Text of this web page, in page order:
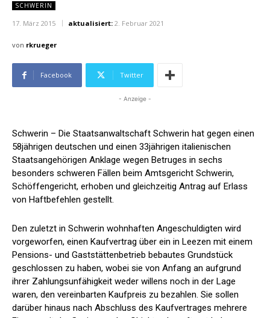
SCHWERIN
17. März 2015 aktualisiert: 2. Februar 2021
von rkrueger
Facebook Twitter
- Anzeige -
Schwerin – Die Staatsanwaltschaft Schwerin hat gegen einen
58jährigen deutschen und einen 33jährigen italienischen
Staatsangehörigen Anklage wegen Betruges in sechs
besonders schweren Fällen beim Amtsgericht Schwerin,
Schöffengericht, erhoben und gleichzeitig Antrag auf Erlass
von Haftbefehlen gestellt.
Den zuletzt in Schwerin wohnhaften Angeschuldigten wird
vorgeworfen, einen Kaufvertrag über ein in Leezen mit einem
Pensions- und Gaststättenbetrieb bebautes Grundstück
geschlossen zu haben, wobei sie von Anfang an aufgrund
ihrer Zahlungsunfähigkeit weder willens noch in der Lage
waren, den vereinbarten Kaufpreis zu bezahlen. Sie sollen
darüber hinaus nach Abschluss des Kaufvertrages mehrere